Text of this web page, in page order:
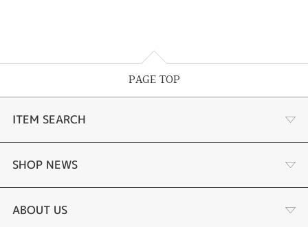
PAGE TOP
ITEM SEARCH
婚約指輪
結婚指輪
SHOP NEWS
サプライズプロポーズ相談室
ABOUT US